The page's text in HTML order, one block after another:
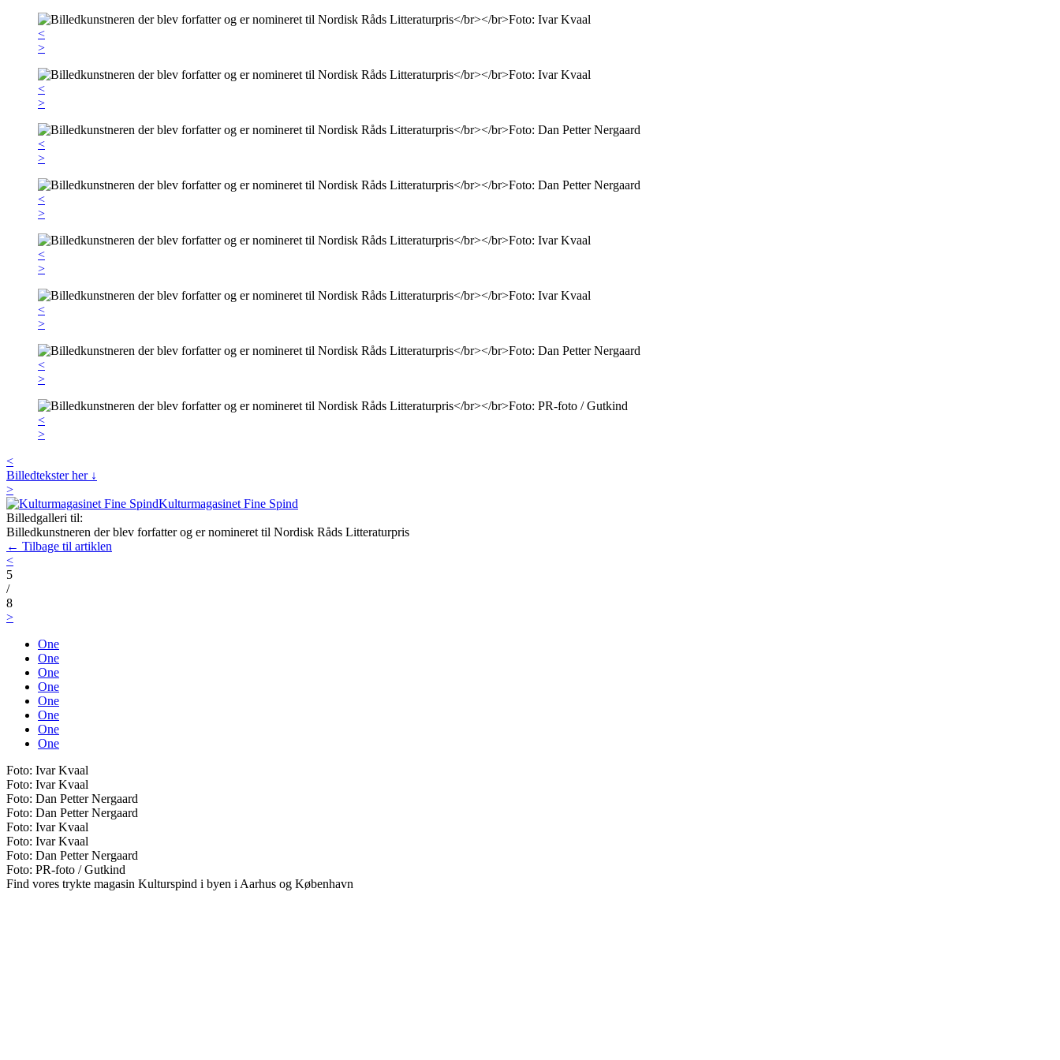
<
>
<
>
<
>
<
>
<
>
<
>
<
>
<
>
<
Billedtekster her ↓
>
Kulturmagasinet Fine Spind
Billedgalleri til:
Billedkunstneren der blev forfatter og er nomineret til Nordisk Råds Litteraturpris
← Tilbage til artiklen
<
5
/
8
>
One
One
One
One
One
One
One
One
Foto: Ivar Kvaal
Foto: Ivar Kvaal
Foto: Dan Petter Nergaard
Foto: Dan Petter Nergaard
Foto: Ivar Kvaal
Foto: Ivar Kvaal
Foto: Dan Petter Nergaard
Foto: PR-foto / Gutkind
Find vores trykte magasin Kulturspind i byen i Aarhus og København